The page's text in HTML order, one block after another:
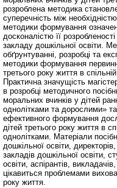
розроблена методика
суперечність між
методики формування
досконалістю її
закладу дошкільної освіти.
обґрунтуванні, розробці та
методики формування
третього року життя в
Практична значущість
в розробці методичного
моральних вчинків у дітей
однолітками та дорослими»
ефективного формування
дітей третього року життя в
однолітками. Матеріали
дошкільної освіти,
закладів дошкільної освіти,
освіти, аспірантів,
цікавиться проблемами
року життя.